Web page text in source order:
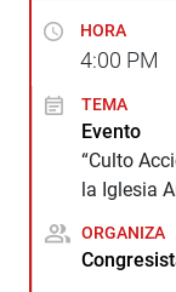
HORA
4:00 PM
TEMA
Evento
“Culto
la Iglesia
ORGANIZA